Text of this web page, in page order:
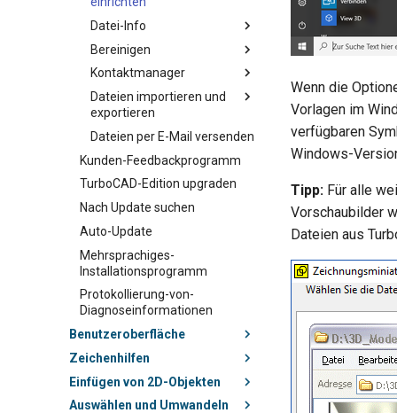
Datei-Info
Bereinigen
Kontaktmanager
Dateien importieren und
exportieren
Dateien per E-Mail versenden
Kunden-Feedbackprogramm
TurboCAD-Edition upgraden
Nach Update suchen
Auto-Update
Mehrsprachiges-
Installationsprogramm
Protokollierung-von-
Diagnoseinformationen
Benutzeroberfläche
Zeichenhilfen
Einfügen von 2D-Objekten
Auswählen und Umwandeln
Wenn die
Vorlagen im
verfügbaren
Windows-
Tipp: Für alle
Vorschaubilder
Dateien aus